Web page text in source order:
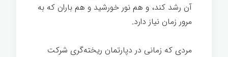
آن رشد کند، و هم نور خورشید و هم باران که به
مرور زمان نیاز دارد.
مردی که زمانی در دپارتمان ریخته‌گری شرکت